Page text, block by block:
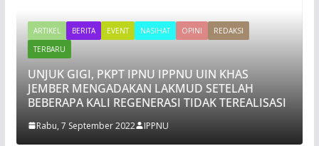
ARTIKEL BERITA EVENT NASIHAT OPINI
REDAKSI
TERBARU
UNJUK GIGI, PKPT IPNU IPPNU UIN KHAS
JEMBER MENGADAKAN LAKMUD SETELAH
BEBERAPA KALI REGENERASI TIDAK TEREALISASI
Rabu, 7 September 2022 IPPNU